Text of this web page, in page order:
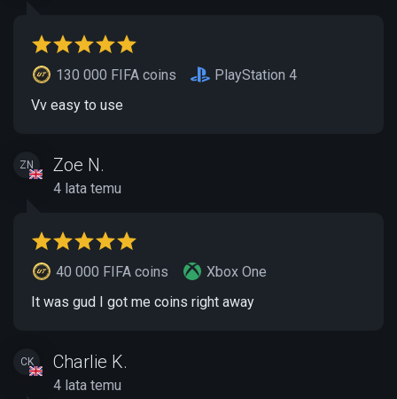
130 000 FIFA coins
PlayStation 4
Vv easy to use
ZN Zoe N.
4 lata temu
40 000 FIFA coins
Xbox One
It was gud I got me coins right away
CK Charlie K.
4 lata temu